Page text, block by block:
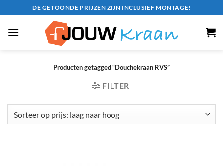
naar
inhoud
DE GETOONDE PRIJZEN ZIJN INCLUSIEF MONTAGE!
Producten getagged “Douchekraan RVS”
FILTER